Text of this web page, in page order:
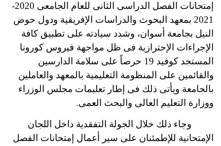
إمتحانات الفصل الدراسى الثانى للعام الجامعى 2020-
2021 بمعهد البحوث والدراسات الإفريقية ودول حوض
النيل بجامعة أسوان، وشدد سيادته على تطبيق كافة
الإجراءات الإحترازية فى ظل مواجهة فيروس كورونا
المستجد كوفيد 19 حرصاً على سلامة الدارسين
والقائمين على المنظومة التعليمية بالمعهد والعاملين
بالجامعة ويأتى ذلك فى إطار تعليمات مجلس الوزراء
ووزارة التعليم العالى والبحث العمى.
وجاء ذلك خلال الجولة التفقدية داخل اللجان
الإمتحانية للإطمئنان على سير أعمال إمتحانات الفصل